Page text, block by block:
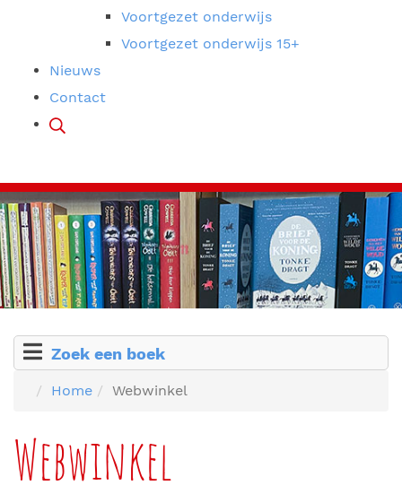
Voortgezet onderwijs
Voortgezet onderwijs 15+
Nieuws
Contact
Zoek een boek
Home Webwinkel
Webwinkel